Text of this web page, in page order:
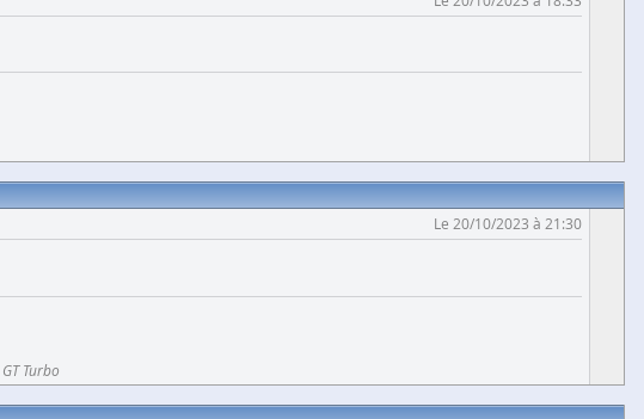
Le 20/10/2023 à 21:30
GT Turbo